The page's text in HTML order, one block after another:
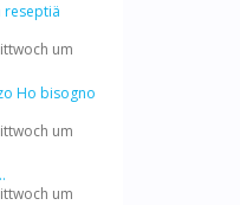
reseptiä
um
Ho bisogno
um
um